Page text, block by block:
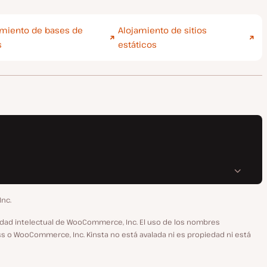
de bases de
Alojamiento de sitios
estáticos
intelectual de WooCommerce, Inc. El uso de los nombres
WooCommerce, Inc. Kinsta no está avalada ni es propiedad ni está